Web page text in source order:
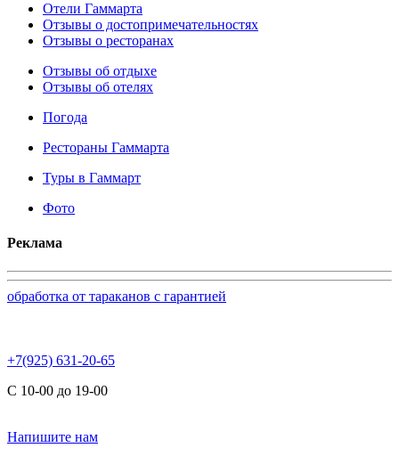
Отели Гаммарта
Отзывы о достопримечательностях
Отзывы о ресторанах
Отзывы об отдыхе
Отзывы об отелях
Погода
Рестораны Гаммарта
Туры в Гаммарт
Фото
Реклама
обработка от тараканов с гарантией
+7(925) 631-20-65
С 10-00 до 19-00
Напишите нам